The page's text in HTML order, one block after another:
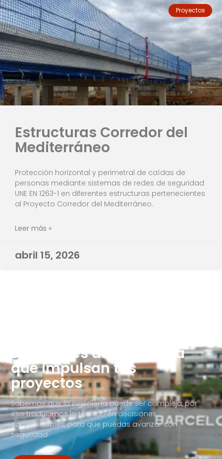
Proyectos
Estructuras Corredor del
Mediterráneo
Protección horizontal y perimetral de caídas de
personas mediante sistemas de redes de seguridad
UNE EN 1263-1 en diferentes estructuras pertenecientes
al Proyecto Corredor del Mediterráneo.
Leer más »
abril 15, 2026
Soluciones de Ingeniería
que impulsan tus
proyectos
Sabemos que la ingeniería puede ser compleja, por
eso traducimos lo técnico en decisiones
comprensibles, para que puedas avanzar con
seguridad